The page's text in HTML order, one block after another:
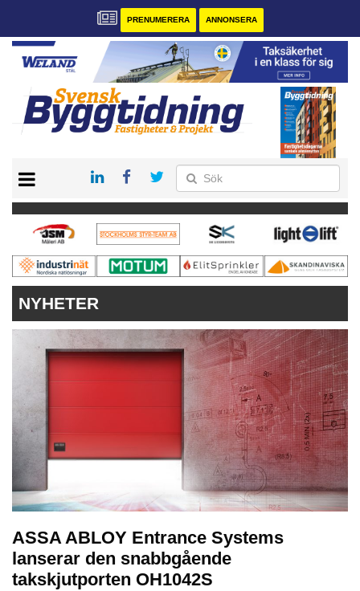
PRENUMERERA ANNONSERA
PRENUMERERA
VÅRA ANDRA MAGASIN
ANNONSERA
KONTAKT
NYHETER
ASSA ABLOY Entrance Systems
lanserar den snabbgående
takskjutporten OH1042S